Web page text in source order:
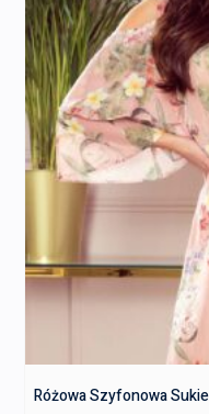
Różowa Szyfonowa